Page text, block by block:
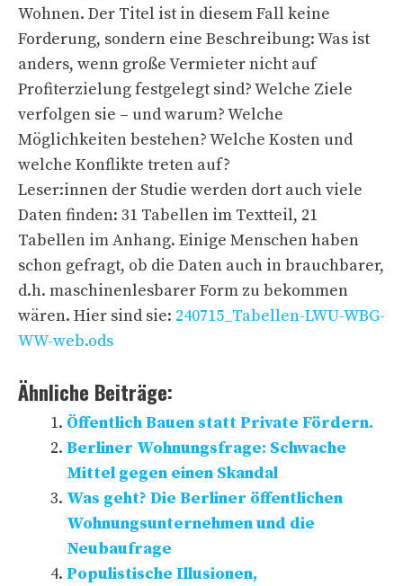
Wohnen. Der Titel ist in diesem Fall keine
Forderung, sondern eine Beschreibung: Was ist
anders, wenn große Vermieter nicht auf
Profiterzielung festgelegt sind? Welche Ziele
verfolgen sie – und warum? Welche
Möglichkeiten bestehen? Welche Kosten und
welche Konflikte treten auf?
Leser:innen der Studie werden dort auch viele
Daten finden: 31 Tabellen im Textteil, 21
Tabellen im Anhang. Einige Menschen haben
schon gefragt, ob die Daten auch in brauchbarer,
d.h. maschinenlesbarer Form zu bekommen
wären. Hier sind sie: 240715_Tabellen-LWU-WBG-
WW-web.ods
Ähnliche Beiträge:
Öffentlich Bauen statt Private Fördern.
Berliner Wohnungsfrage: Schwache
Mittel gegen einen Skandal
Was geht? Die Berliner öffentlichen
Wohnungsunternehmen und die
Neubaufrage
Populistische Illusionen,